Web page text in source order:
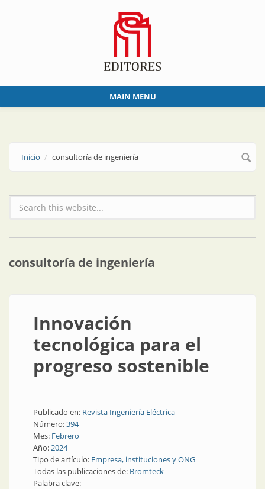
MAIN MENU
Inicio consultoría de ingeniería
Formulario de búsqueda
consultoría de ingeniería
Innovación
tecnológica para el
progreso sostenible
Publicado en: Revista Ingeniería Eléctrica
Número:394
Mes: Febrero
Año:2024
Tipo de artículo: Empresa, instituciones y ONG
Todas las publicaciones de: Bromteck
Palabra clave: